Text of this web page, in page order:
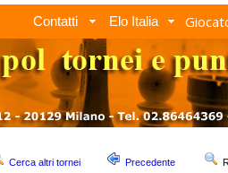
Contatti Elo Italia
Cerca altri tornei Precedente